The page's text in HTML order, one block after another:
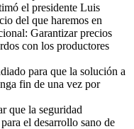
el presidente Luis
del que haremos en
Garantizar precios
con los productores
para que la solución a
fin de una vez por
que la seguridad
el desarrollo sano de